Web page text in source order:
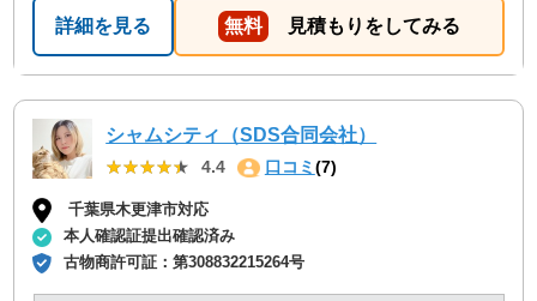
詳細を見る 無料 見積もりをしてみる
シャムシティ（SDS合同会社）
★★★★★
★★★★★ 4.4 口コミ (7)
千葉県木更津市対応
本人確認証提出確認済み
古物商許可証：第308832215264号